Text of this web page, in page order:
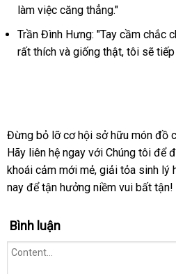
thích
đa
làm việc căng thẳng."
Trần Đình Hưng: "Tay cầm chắc
rất thích và giống thật, tôi sẽ
Đừng bỏ lỡ cơ hội sở hữu món đồ
Hãy liên hệ ngay với Chúng tôi để
khoái cảm mới mẻ, giải tỏa sinh lý
nay để tận hưởng niềm vui bất tận!
Bình luận